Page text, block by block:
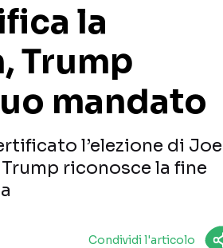
la
Trump
mandato
l’elezione di Joe
riconosce la fine
Condividi l'articolo